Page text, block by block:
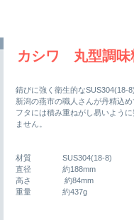
カシワ 丸型調
錆びに強く衛生的なSUS304(18-
新潟の燕市の職人さんが丹精込
フタには積み重ねがし易いよう
ません。
材質 SUS304(18-8)
直径 約188mm
高さ 約84mm
重量 約437g